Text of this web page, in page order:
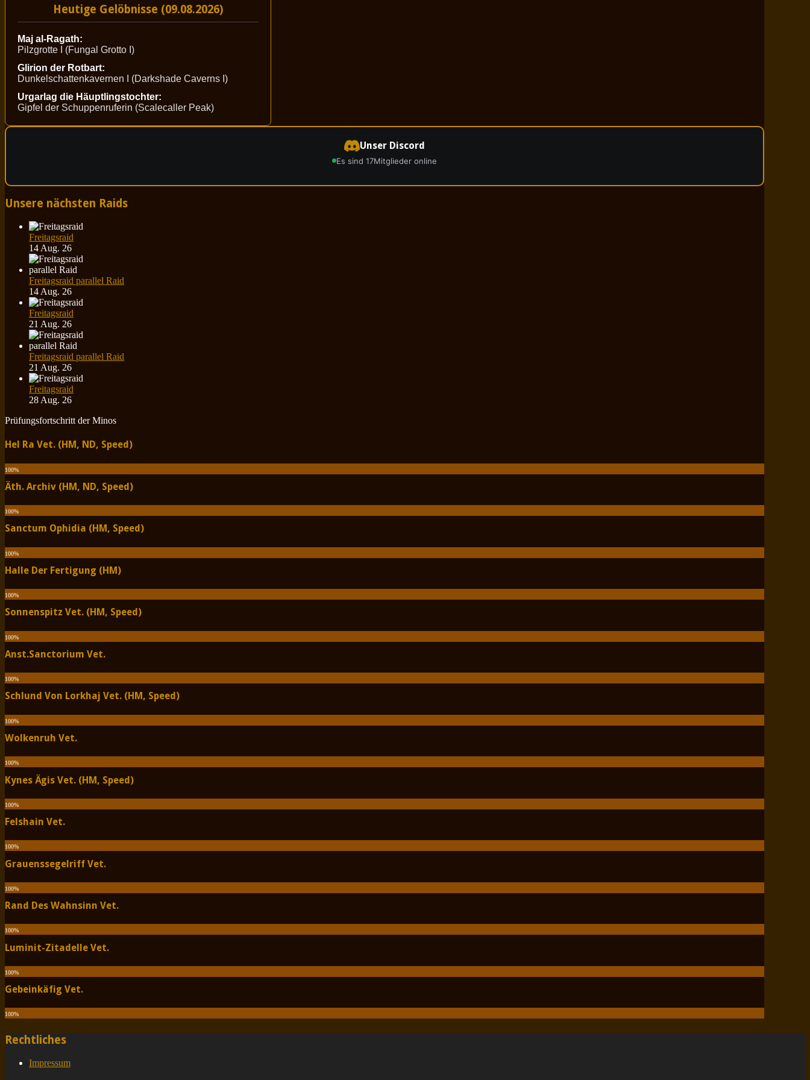
Heutige Gelöbnisse (09.08.2026)
Maj al-Ragath:
Pilzgrotte I (Fungal Grotto I)
Glirion der Rotbart:
Dunkelschattenkavernen I (Darkshade Caverns I)
Urgarlag die Häuptlingstochter:
Gipfel der Schuppenruferin (Scalecaller Peak)
Unser Discord
Es sind 17Mitglieder online
Unsere nächsten Raids
Freitagsraid
14 Aug. 26
Freitagsraid parallel Raid
14 Aug. 26
Freitagsraid
21 Aug. 26
Freitagsraid parallel Raid
21 Aug. 26
Freitagsraid
28 Aug. 26
Prüfungsfortschritt der Minos
Hel Ra Vet. (HM, ND, Speed)
100%
Äth. Archiv (HM, ND, Speed)
100%
Sanctum Ophidia (HM, Speed)
100%
Halle Der Fertigung (HM)
100%
Sonnenspitz Vet. (HM, Speed)
100%
Anst.Sanctorium Vet.
100%
Schlund Von Lorkhaj Vet. (HM, Speed)
100%
Wolkenruh Vet.
100%
Kynes Ägis Vet. (HM, Speed)
100%
Felshain Vet.
100%
Grauenssegelriff Vet.
100%
Rand Des Wahnsinn Vet.
100%
Luminit-Zitadelle Vet.
100%
Gebeinkäfig Vet.
100%
Rechtliches
Impressum